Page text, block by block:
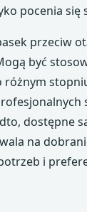
pocenia się
przeciw
być
różnym
dostępne
na
i